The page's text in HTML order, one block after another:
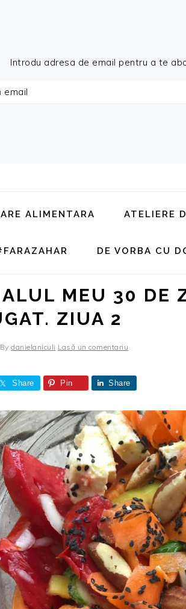
Introdu adresa de email pentru a te
ALIMENTARA ATELIERE
DE VORBA CU
MEU 30 DE
ZIUA 2
By danielaniculi Lasă un comentariu
Share Pin Share